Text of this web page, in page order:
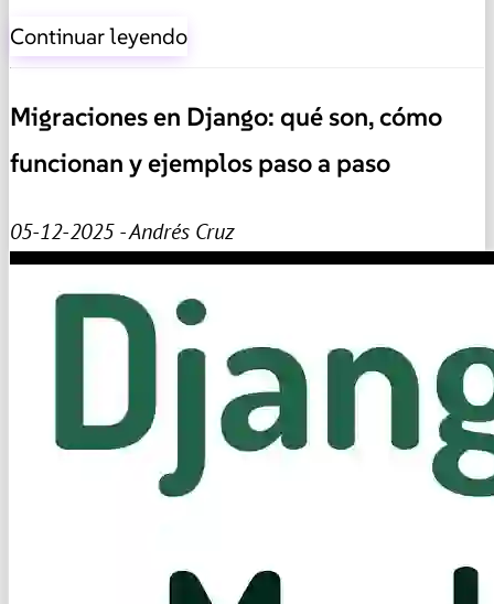
Continuar leyendo
Migraciones en Django: qué son, cómo
funcionan y ejemplos paso a paso
05-12-2025 - Andrés Cruz